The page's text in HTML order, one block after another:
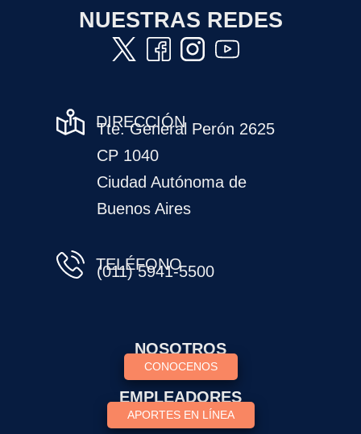
NUESTRAS REDES
DIRECCIÓN
Tte. General Perón 2625
CP 1040
Ciudad Autónoma de
Buenos Aires
TELÉFONO
(011) 5941-5500
NOSOTROS
CONOCENOS
EMPLEADORES
APORTES EN LÍNEA